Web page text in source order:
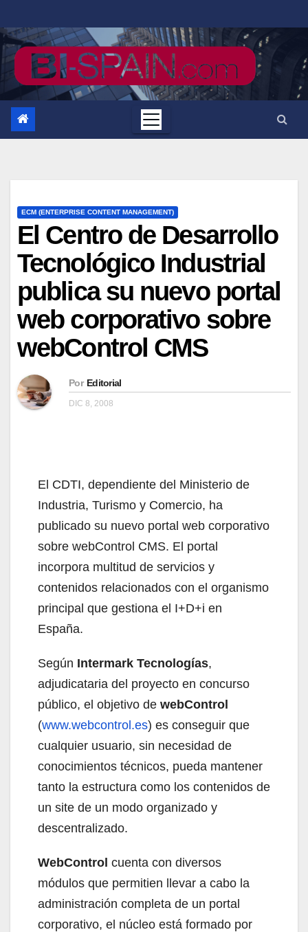
al
contenido
ECM (ENTERPRISE CONTENT MANAGEMENT)
El Centro de Desarrollo
Tecnológico Industrial
publica su nuevo portal
web corporativo sobre
webControl CMS
Por Editorial
DIC 8, 2008
El CDTI, dependiente del Ministerio de
Industria, Turismo y Comercio, ha
publicado su nuevo portal web corporativo
sobre webControl CMS. El portal
incorpora multitud de servicios y
contenidos relacionados con el organismo
principal que gestiona el I+D+i en
España.
Según Intermark Tecnologías,
adjudicataria del proyecto en concurso
público, el objetivo de webControl
(www.webcontrol.es) es conseguir que
cualquier usuario, sin necesidad de
conocimientos técnicos, pueda mantener
tanto la estructura como los contenidos de
un site de un modo organizado y
descentralizado.
WebControl cuenta con diversos
módulos que permitien llevar a cabo la
administración completa de un portal
corporativo, el núcleo está formado por